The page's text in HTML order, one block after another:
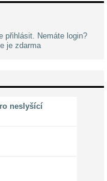
přihlásit. Nemáte login?
je zdarma
neslyšící